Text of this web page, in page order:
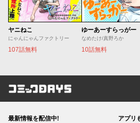
ヤニねこ
にゃんにゃんファクトリー
107話無料
ゆーあーすらっがー
なめたけ/真野ろか
10話無料
コミックDAYS
最新情報を配信中! アプリ